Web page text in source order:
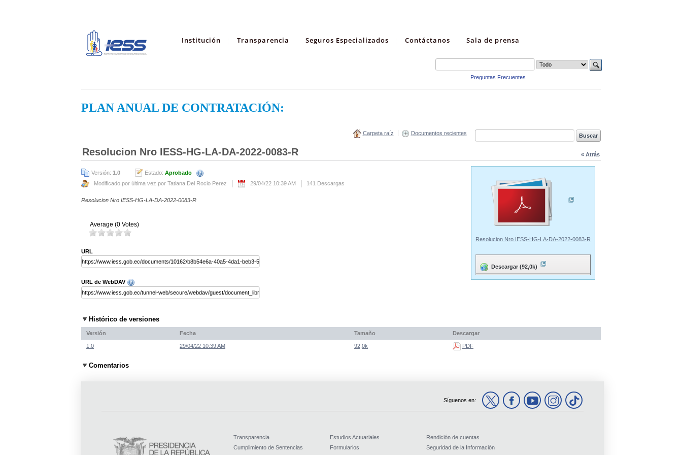
Institución Transparencia Seguros Especializados Contáctanos Sala de prensa
Preguntas Frecuentes
PLAN ANUAL DE CONTRATACIÓN:
Carpeta raíz Documentos recientes
« Atrás
Resolucion Nro IESS-HG-LA-DA-2022-0083-R
Versión: 1.0 Estado: Aprobado
Modificado por última vez por Tatiana Del Rocio Perez
29/04/22 10:39 AM 141 Descargas
Resolucion Nro IESS-HG-LA-DA-2022-0083-R
Average (0 Votes)
URL
URL de WebDAV
Resolucion Nro IESS-HG-LA-DA-2022-0083-R
Descargar (92,0k)
Histórico de versiones
Versión Fecha Tamaño Descargar
1.0 29/04/22 10:39 AM 92,0k PDF
Comentarios
Síguenos en:
Transparencia
Cumplimiento de Sentencias
Estudios Actuariales
Formularios
Rendición de cuentas
Seguridad de la Información